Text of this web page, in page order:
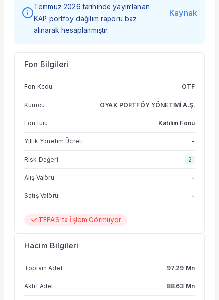
Temmuz 2026 tarihinde yayımlanan
KAP portföy dağılım raporu baz
alınarak hesaplanmıştır.
Kaynak
Fon Bilgileri
Fon Kodu OTF
Kurucu OYAK PORTFÖY YÖNETİMİ A.Ş.
Fon türü Katılım Fonu
Yıllık Yönetim Ücreti -
Risk Değeri 2
Alış Valörü -
Satış Valörü -
TEFAS'ta İşlem Görmüyor
Hacim Bilgileri
Toplam Adet 97.29 Mn
Aktif Adet 88.63 Mn